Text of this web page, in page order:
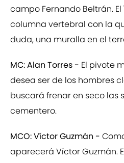
campo Fernando Beltrán. El
columna vertebral con la
duda, una muralla en el
MC: Alan Torres - El pivote
desea ser de los hombres
buscará frenar en seco las
cementero.
MCO: Víctor Guzmán -
aparecerá Víctor Guzmán.